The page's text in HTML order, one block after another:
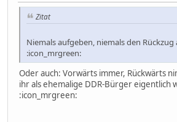
Zitat
Niemals aufgeben, niemals den
:icon_mrgreen:
Oder auch: Vorwärts immer, Rückwärts
ihr als ehemalige DDR-Bürger eigentlich
:icon_mrgreen: